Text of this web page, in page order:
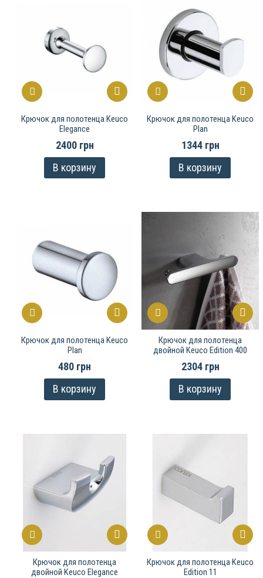
Крючок для полотенца Keuco
Elegance
2400 грн
В корзину
Крючок для полотенца Keuco
Plan
1344 грн
В корзину
Крючок для полотенца Keuco
Plan
480 грн
В корзину
Крючок для полотенца
двойной Keuco Edition 400
2304 грн
В корзину
Крючок для полотенца
двойной Keuco Elegance
Крючок для полотенца Keuco
Edition 11